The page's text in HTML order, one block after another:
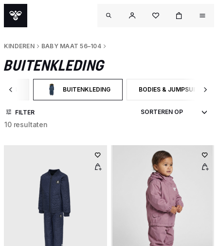
KINDEREN BABY MAAT 56–104
BUITENKLEDING
BABY MAAT 56–104BUITENKLEDINGGESELECTEERD MOMENTEEL GEFILTERD OP
BODIES & JUMPSUITS
FILTER OP
FILTER
10 resultaten